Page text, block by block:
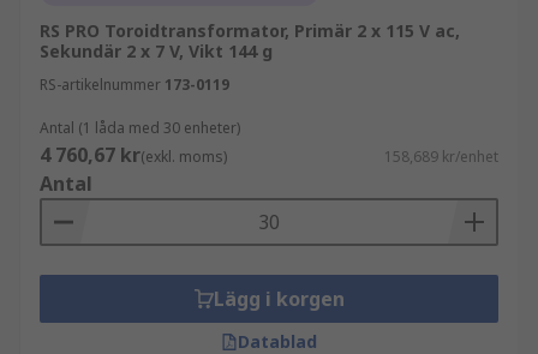
RS PRO Toroidtransformator, Primär 2 x 115 V ac,
Sekundär 2 x 7 V, Vikt 144 g
RS-artikelnummer 173-0119
Antal (1 låda med 30 enheter)
4 760,67 kr(exkl. moms) 158,689 kr/enhet
Antal
Lägg i korgen
Datablad